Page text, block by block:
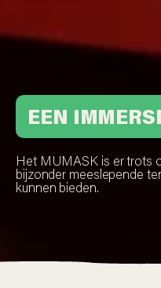
EEN
Het MUMASK is er trots
bijzonder meeslepende
kunnen bieden.